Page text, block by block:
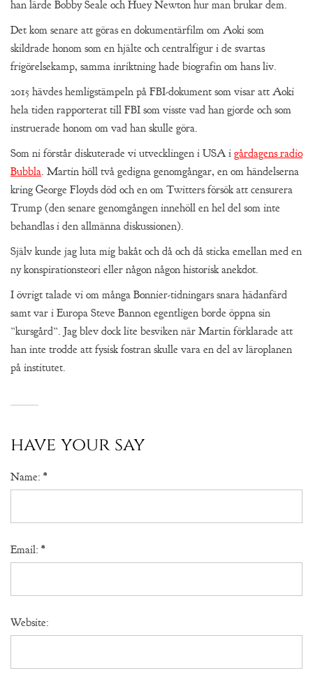
han lärde Bobby Seale och Huey Newton hur man brukar dem.
Det kom senare att göras en dokumentärfilm om Aoki som
skildrade honom som en hjälte och centralfigur i de svartas
frigörelsekamp, samma inriktning hade biografin om hans liv.
2015 hävdes hemligstämpeln på FBI-dokument som visar att Aoki
hela tiden rapporterat till FBI som visste vad han gjorde och som
instruerade honom om vad han skulle göra.
Som ni förstår diskuterade vi utvecklingen i USA i gårdagens radio
Bubbla. Martin höll två gedigna genomgångar, en om händelserna
kring George Floyds död och en om Twitters försök att censurera
Trump (den senare genomgången innehöll en hel del som inte
behandlas i den allmänna diskussionen).
Själv kunde jag luta mig bakåt och då och då sticka emellan med en
ny konspirationsteori eller någon någon historisk anekdot.
I övrigt talade vi om många Bonnier-tidningars snara hädanfärd
samt var i Europa Steve Bannon egentligen borde öppna sin
”kursgård”. Jag blev dock lite besviken när Martin förklarade att
han inte trodde att fysisk fostran skulle vara en del av läroplanen
på institutet.
have your say
Name: *
Email: *
Website: